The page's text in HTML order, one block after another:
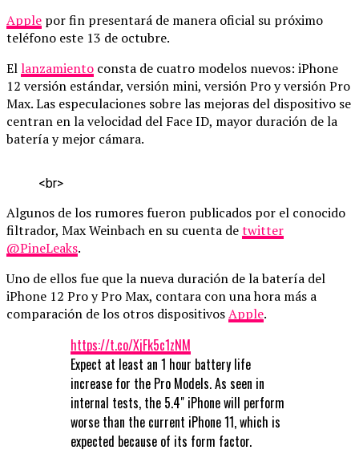
Apple por fin presentará de manera oficial su próximo
teléfono este 13 de octubre.
Ellanzamiento consta de cuatro modelos nuevos: iPhone
12 versión estándar, versión mini, versión Pro y versión Pro
Max. Las especulaciones sobre las mejoras del dispositivo se
centran en la velocidad del Face ID, mayor duración de la
batería y mejor cámara.
<br>
Algunos de los rumores fueron publicados por el conocido
filtrador, Max Weinbach en su cuenta detwitter
@PineLeaks.
Uno de ellos fue que la nueva duración de la batería del
iPhone 12 Pro y Pro Max, contara con una hora más a
comparación de los otros dispositivosApple.
https://t.co/XjFk5c1zNM
Expect at least an 1 hour battery life
increase for the Pro Models. As seen in
internal tests, the 5.4" iPhone will perform
worse than the current iPhone 11, which is
expected because of its form factor.